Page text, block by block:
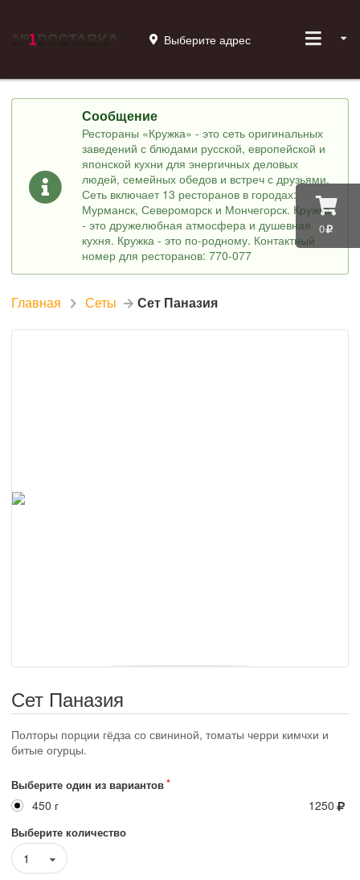
0
Выберите адрес
Сообщение
Рестораны «Кружка» - это сеть оригинальных
заведений с блюдами русской, европейской и
японской кухни для энергичных деловых
людей, семейных обедов и встреч с друзьями.
Сеть включает 13 ресторанов в городах:
Мурманск, Североморск и Мончегорск. Кружка
- это дружелюбная атмосфера и душевная
кухня. Кружка - это по-родному. Контактный
номер для ресторанов: 770-077
Главная Сеты Сет Паназия
Сет Паназия
Полторы порции гёдза со свининой, томаты черри кимчхи и
битые огурцы.
Выберите один из вариантов
450 г 1250
Выберите количество
1